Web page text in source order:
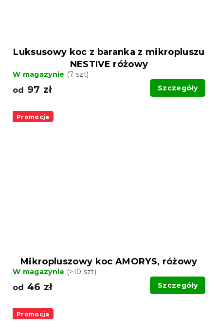
Luksusowy koc z baranka z mikropluszu
NESTIVE różowy
W magazynie (7 szt)
od 97 zł Szczegóły
Promocja
Mikropluszowy koc AMORYS, różowy
W magazynie (>10 szt)
od 46 zł Szczegóły
Promocja